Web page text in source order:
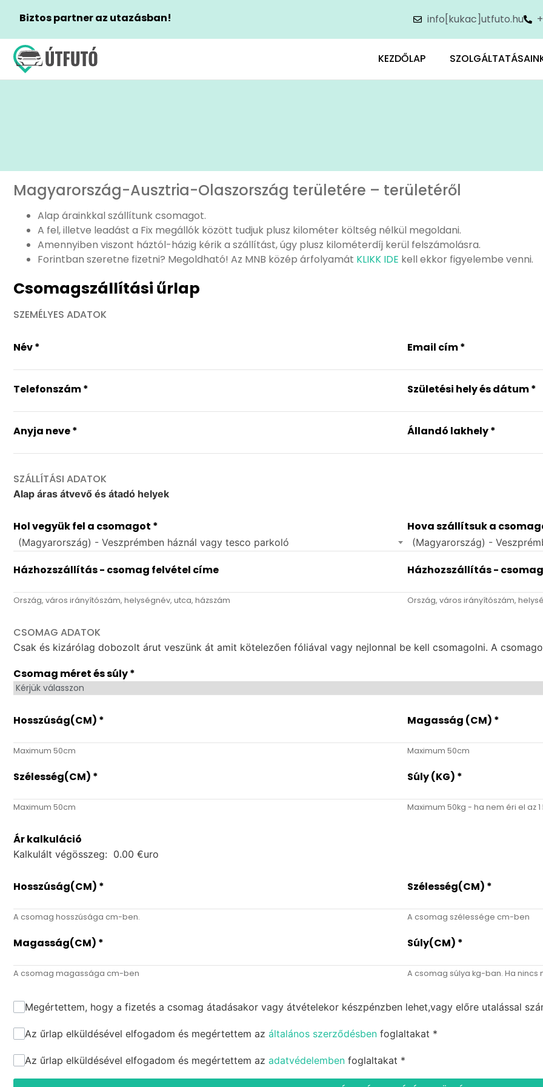
Biztos partner az utazásban! info[kukac]utfuto.hu
KEZDŐLAP
Csomagszállítás
Biztonságban az
értékei
Magyarország-Ausztria-Olaszország területére – területéről
Alap árainkkal szállítunk csomagot.
A fel, illetve leadást a Fix megállók között tudjuk plusz kilométer költség nélkül megoldani.
Amennyiben viszont háztól-házig kérik a szállítást, úgy plusz kilométerdíj kerül felszámolásra.
Forintban szeretne fizetni? Megoldható! Az MNB közép árfolyamát KLIKK IDE kell ekkor figyelembe venni.
Csomagszállítási űrlap
SZEMÉLYES ADATOK
Név*
Telefonszám*
Anyja neve*
Email cím*
Születési hely és dátum*
Állandó lakhely*
SZÁLLÍTÁSI ADATOK
Alap áras átvevő és átadó helyek
Hol vegyük fel a csomagot *
(Magyarország) - Veszprémben háznál vagy tesco parkoló
Házhozszállítás - csomag felvétel címe
Ország, város irányítószám, helységnév, utca, házszám
Hova szállítsuk a
(Magyarország) -
Házhozszállítás -
Ország, város irányítószám,
CSOMAG ADATOK
Csak és kizárólag dobozolt árut veszünk át amit kötelezően fóliával vagy nejlonnal be kell csomagolni. A
Csomag méret és súly*
Hosszúság(CM) *
Maximum 50cm
Szélesség(CM) *
Maximum 50cm
Magasság (CM) *
Maximum 50cm
Súly (KG) *
Maximum 50kg - ha nem éri el az
Ár kalkuláció
Kalkulált végösszeg: 0.00 €uro
Hosszúság(CM) *
A csomag hosszúsága cm-ben.
Magasság(CM) *
A csomag magassága cm-ben
Szélesség(CM) *
A csomag szélessége cm-ben
Súly(CM) *
A csomag súlya kg-ban. Ha nincs
Megértettem, hogy a fizetés a csomag átadásakor vagy átvételekor készpénzben lehet,vagy előre utalással
Az űrlap elküldésével elfogadom és megértettem azáltalános szerződésben foglaltakat *
Az űrlap elküldésével elfogadom és megértettem azadatvédelemben foglaltakat *